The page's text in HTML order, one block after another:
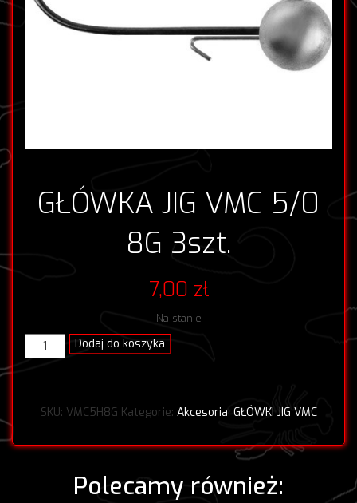
GŁÓWKA JIG VMC 5/0
8G 3szt.
7,00 zł
Na stanie
ilość
GŁÓWKA
5/0
Dodaj do koszyka
SKU: VMC5H8G Kategorie: Akcesoria, GŁÓWKI JIG VMC
Polecamy również: